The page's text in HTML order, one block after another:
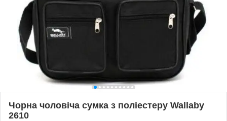
Чорна чоловіча сумка з поліестеру Wallaby
2610